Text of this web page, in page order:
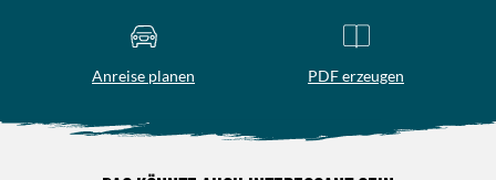
Anreise planen PDF erzeugen